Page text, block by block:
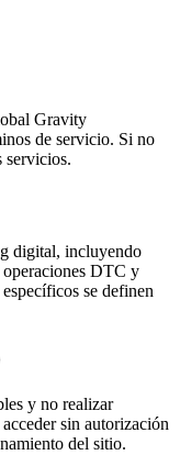
Gravity
de servicio. Si no
servicios.
digital, incluyendo
DTC y
se definen
y no realizar
sin autorización
del sitio.